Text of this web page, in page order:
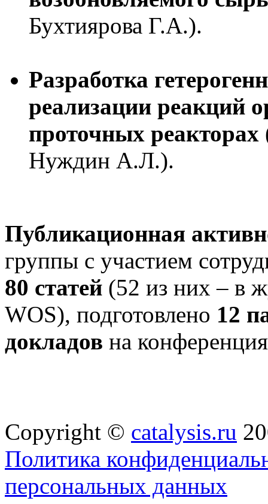
Бухтиярова Г.А.).
Разработка
реализации реакций
проточных реакторах
Нуждин А.Л.).
Публикационная
группы с участием
80 статей (52 из них – в
WOS), подготовлено 12
докладов на
Copyright © catalysis.ru
Политика
персональных данных